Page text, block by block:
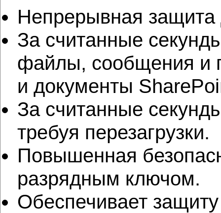
Непрерывная защита
За считанные
файлы, сообщения и
и документы
За считанные
требуя перезагрузки.
Повышенная
разрядным ключом.
Обеспечивает